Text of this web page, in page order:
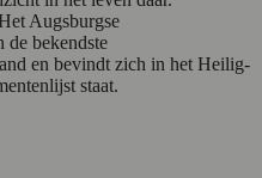
Augsburgse
de bekendste
en bevindt zich in het Heilig-
staat.